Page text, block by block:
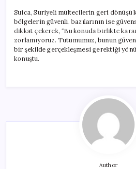
Suica, Suriyeli mültecilerin geri dönüşü
bölgelerin güvenli, bazılarının ise
dikkat çekerek, “Bu konuda birlikte
zorlamıyoruz. Tutumumuz, bunun
bir şekilde gerçekleşmesi gerektiği
konuştu.
Author